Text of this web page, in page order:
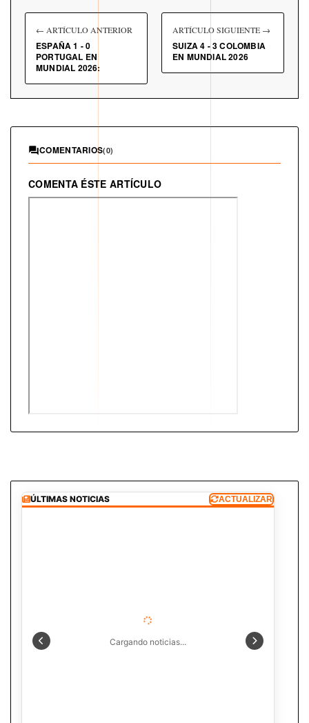
← ARTÍCULO ANTERIOR
ESPAÑA 1 - 0
PORTUGAL EN
MUNDIAL 2026:
ARTÍCULO SIGUIENTE →
SUIZA 4 - 3 COLOMBIA
EN MUNDIAL 2026
COMENTARIOS(0)
COMENTA ÉSTE ARTÍCULO
ÚLTIMAS NOTICIAS ACTUALIZAR
Cargando noticias...